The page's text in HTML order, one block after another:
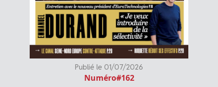
Publié le 01/07/2026
Numéro#162